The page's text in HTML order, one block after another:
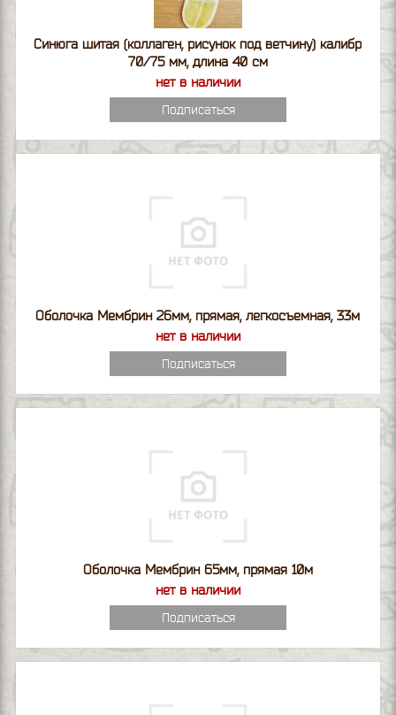
Синюга шитая (коллаген, рисунок под ветчину) калибр
70/75 мм, длина 40 см
нет в наличии
Подписаться
Оболочка Мембрин 26мм, прямая, легкосъемная, 33м
нет в наличии
Подписаться
Оболочка Мембрин 65мм, прямая 10м
нет в наличии
Подписаться